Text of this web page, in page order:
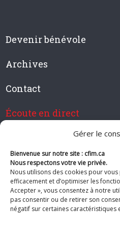
Gérer le
Bienvenue sur notre site : cfim.ca
Nous respectons votre vie privée.
Nous utilisons des cookies pour
efficacement et d’optimiser les
Accepter », vous consentez à notre
pas consentir ou de retirer son
négatif sur certaines caractéristiques
Devenir bénévole
Archives
Contact
Écoute en direct
Devenir membre de CFIM